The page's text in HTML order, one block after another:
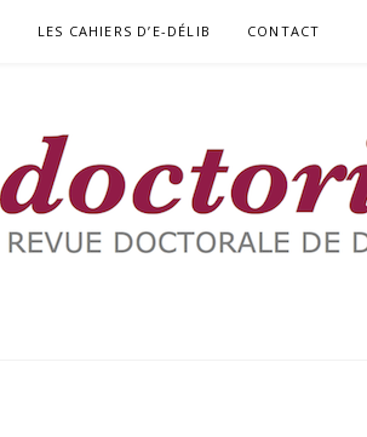
LES CAHIERS D’E-DÉLIB CONTACT